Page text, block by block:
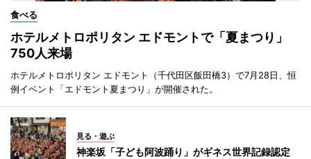
食べる
ホテルメトロポリタン エドモントで「夏まつり」
750人来場
ホテルメトロポリタン エドモント（千代田区飯田橋3）で7月28日、恒
例イベント「エドモント夏まつり」が開催された。
見る・遊ぶ
神楽坂「子ども阿波踊り」がギネス世界記録認定